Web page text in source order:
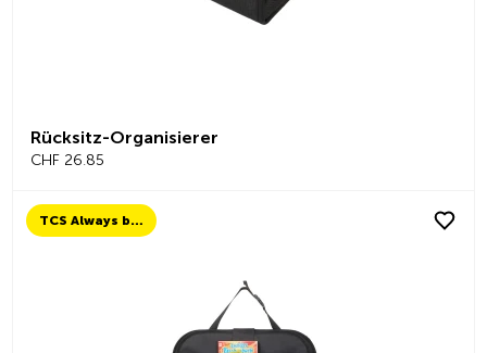
Rücksitz-Organisierer
CHF 26.85
TCS Always by my side